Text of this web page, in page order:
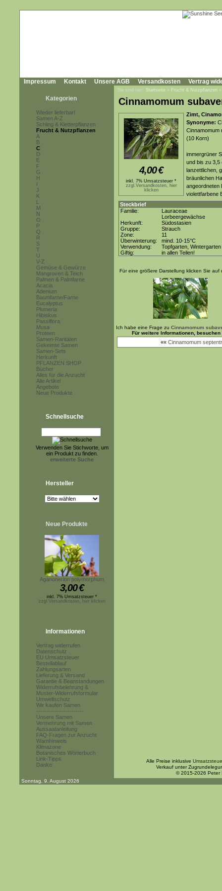
Impressum Kontakt Unsere AGB Versandkosten Vertrag
Kategorien
Wieder lieferbar!
Samen A-Z
Schling & Kletterpflanzen
Frucht & Nutzpflanzen
A
B
C
D
E
F
G
H
I
J
K
L
M
N
O
P
Q
R
S
T
U
V-Z
Gemüse & Gewürze
Mangroven & Teich
Palmen & Palmfarne
Acacia
Adenium
Baumfarne/Farne
Eucalyptus
Plumeria
Hibiskus
Passiflora
Musa
Proteen
Samen-Raritäten
Gekeimte Samen
Samen-Sets
Herkunft
PFLANZEN SHOP
Bücher
Alles für die Anzucht
Alle Artikel
Angebote
Neue Produkte
Schnellsuche
Verwenden Sie Stichworte, um
ein Produkt zu finden.
erweiterte Suche
Hersteller
Neue Produkte
Aganonerion polymorphum
3,00€
inkl. 7% Umsatzsteuer *
zzgl.Versandkosten, hier klicken
Informationen
Vertrag widerrufen
Datenschutz
EU Umsatzsteuer
Bestellablauf
Zahlungsarten
Lieferung & Versand
Garantie & Beanstandungen
Widerrufsbelehrung &
Muster-Widerrufsformular
Umweltschutz
Wir kaufen Samen
------------------------
Unsere Samen
Vermehrung mit Samen
Aussaatanleitung
FAQ-Fragen zur Anzucht
Warnhinweis
Klimazone
Botanisches Wörterbuch
Link-Tipps
Danke
Sie sind hier: Startseite » Frucht & Nutzpflanzen
Cinnamomum
4,00€
inkl. 7% Umsatzsteuer *
zzgl.Versandkosten, hier
klicken
Zimt,
Synonyme:
Cinnamomum
(10 Korn)
immergrüner
und bis zu 3,5
lanzettlichen,
bräunlichen
angeordneten
violettfarbene
Steckbrief
Familie:
Lauraceae
Lorbeergewächse
Herkunft:
Südostasien
Gruppe:
Strauch
Zone:
11
Überwinterung:
mind. 10-15°C
Verwendung:
Topfgarten, Wintergarten
Giftig:
in allen Teilen!
Für eine größere Darstellung klicken Sie auf
Ich habe eine Frage zu Cinnamomum
Für weitere Informationen,
«« Cinnamomum
Alle Preise inklusive
Verkauf unter
© 2015-2026 Peter
Sonntag, 9. August 2026